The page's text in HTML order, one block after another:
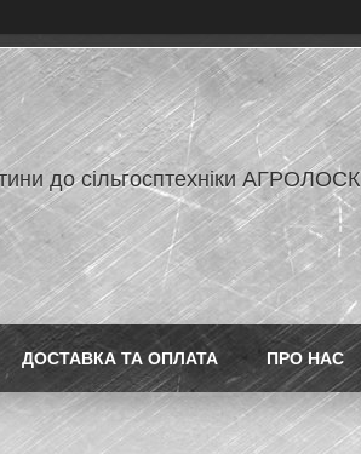
до сільгосптехніки АГРОЛОСК
ДОСТАВКА ТА ОПЛАТА ПРО НАС